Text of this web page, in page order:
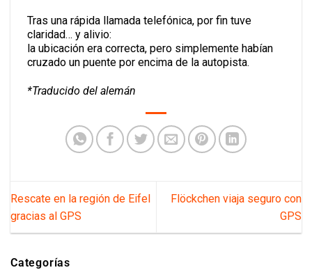
Tras una rápida llamada telefónica, por fin tuve
claridad… y alivio:
la ubicación era correcta, pero simplemente habían
cruzado un puente por encima de la autopista.
*Traducido del alemán
Rescate en la región de Eifel
gracias al GPS
Flöckchen viaja seguro con
GPS
Categorías